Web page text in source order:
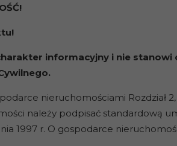
informacyjny i nie
nieruchomościami Rozdział
należy podpisać standardową
1997 r. O gospodarce